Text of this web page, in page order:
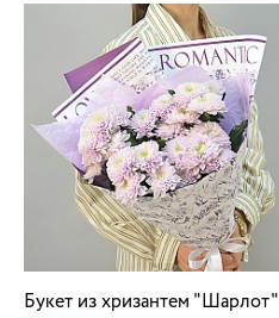
Букет из хризантем "Шарлот"